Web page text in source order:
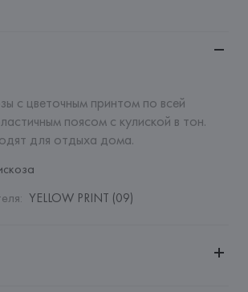
с цветочным принтом по всей
поясом с кулиской в тон.
для отдыха дома.
: YELLOW PRINT (09)